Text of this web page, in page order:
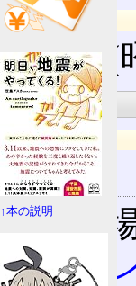
沿革
1975(
施設情報
上り
設備
駐車
トイ
↑本の説明